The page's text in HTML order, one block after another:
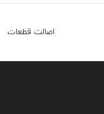
اصالت قطعات